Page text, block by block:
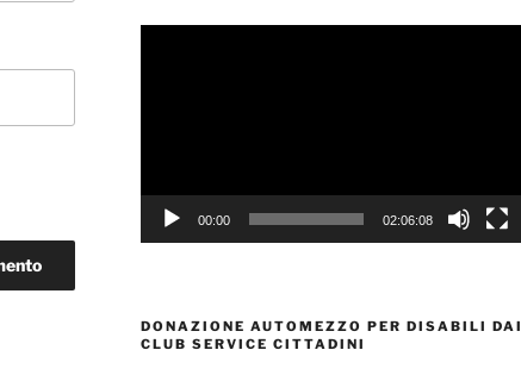
00:00 02:06:08
DONAZIONE AUTOMEZZO PER DISABILI DAI
CLUB SERVICE CITTADINI